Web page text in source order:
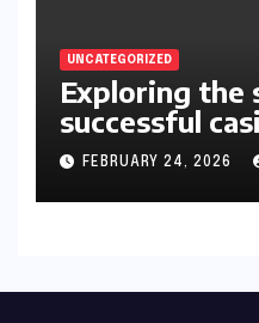
UNCATEGORIZED
Exploring the
successful
FEBRUARY 24, 2026